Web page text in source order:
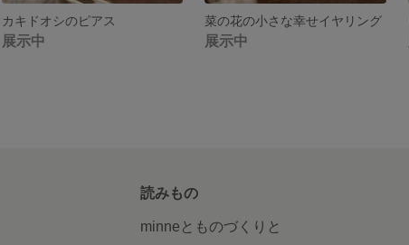
カキドオシのピアス
展示中
菜の花の小さな幸せイヤリング
展示中
読みもの
minneとものづくりと